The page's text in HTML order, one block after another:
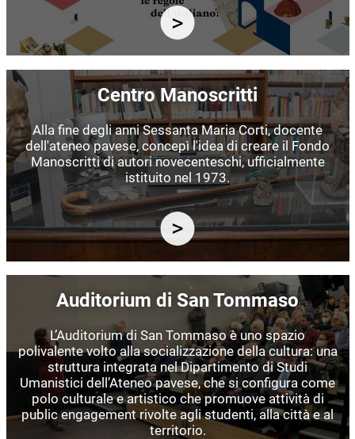
Immagine
Centro Manoscritti
Alla fine degli anni Sessanta Maria Corti, docente
dell'ateneo pavese, concepì l'idea di creare il Fondo
Manoscritti di autori novecenteschi, ufficialmente
istituito nel 1973.
Auditorium di San Tommaso
L’Auditorium di San Tommaso è uno spazio
polivalente volto alla socializzazione della cultura: una
struttura integrata nel Dipartimento di Studi
Umanistici dell’Ateneo pavese, che si configura come
polo culturale e artistico che promuove attività di
public engagement rivolte agli studenti, alla città e al
territorio.